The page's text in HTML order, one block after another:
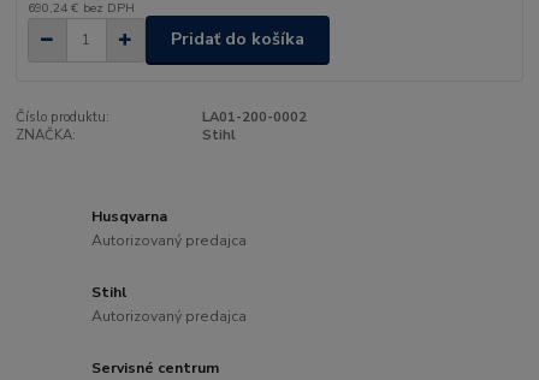
690,24 € bez DPH
Pridať do košíka
Číslo produktu:
LA01-200-0002
ZNAČKA:
Stihl
Husqvarna
Autorizovaný predajca
Stihl
Autorizovaný predajca
Servisné centrum